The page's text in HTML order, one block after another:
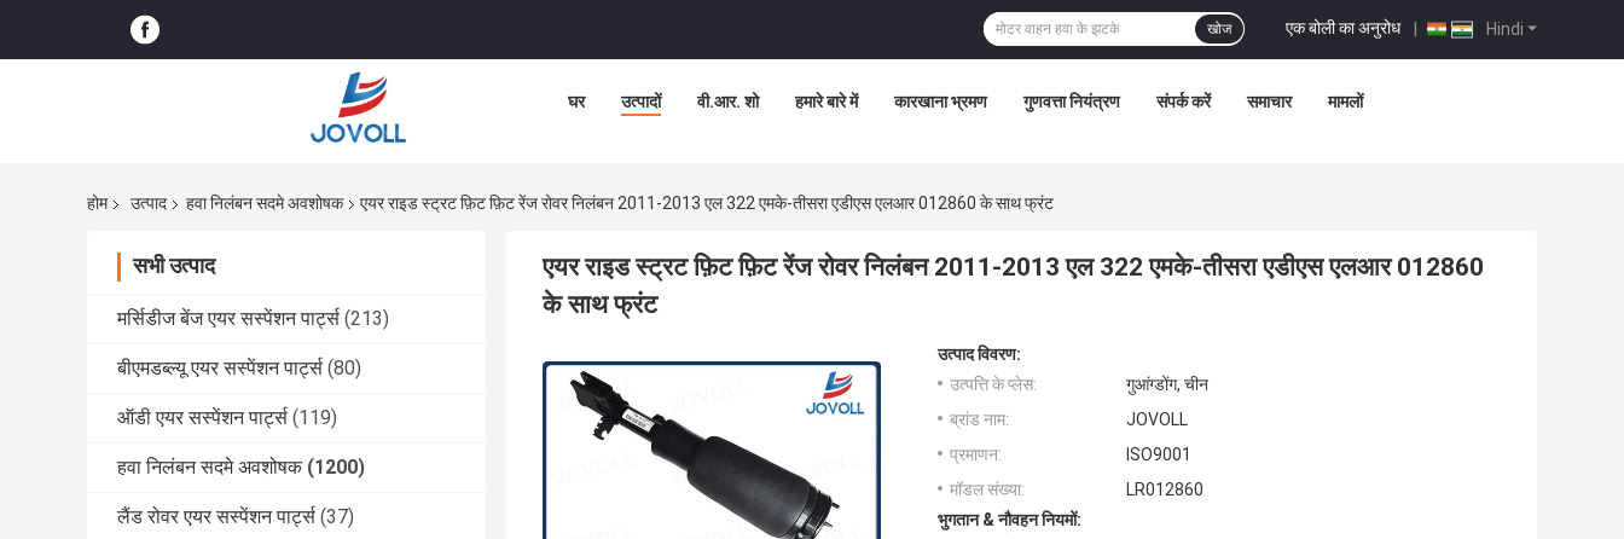
Hindi
एक बोली का अनुरोध |
खोज
घर उत्पादों वी.आर. शो हमारे बारे में कारखाना भ्रमण गुणवत्ता नियंत्रण संपर्क करें समाचार मामलों
होम उत्पाद हवा निलंबन सदमे अवशोषक एयर राइड स्ट्रट फ़िट फ़िट रेंज रोवर निलंबन 2011-2013 एल 322 एमके-तीसरा एडीएस एलआर 012860 के साथ फ्रंट
सभी उत्पाद
मर्सिडीज बेंज एयर सस्पेंशन पार्ट्स (213)
बीएमडब्ल्यू एयर सस्पेंशन पार्ट्स (80)
ऑडी एयर सस्पेंशन पार्ट्स (119)
हवा निलंबन सदमे अवशोषक (1200)
लैंड रोवर एयर सस्पेंशन पार्ट्स (37)
एयर राइड स्ट्रट फ़िट फ़िट रेंज रोवर निलंबन 2011-2013 एल 322 एमके-तीसरा एडीएस एलआर 012860
के साथ फ्रंट
उत्पाद विवरण:
उत्पत्ति के प्लेस:
गुआंग्डोंग, चीन
ब्रांड नाम:
JOVOLL
प्रमाणन:
ISO9001
मॉडल संख्या:
LR012860
भुगतान & नौवहन नियमों: